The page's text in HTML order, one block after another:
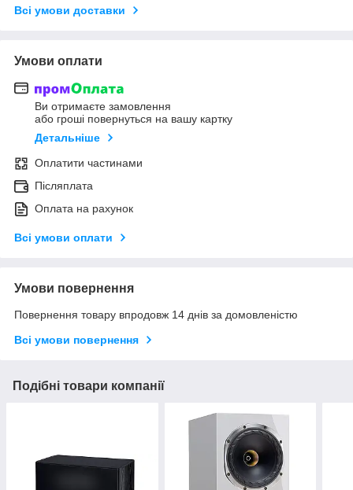
Всі умови доставки
Умови оплати
Ви отримаєте замовлення
або гроші повернуться на вашу картку
Детальніше
Оплатити частинами
Післяплата
Оплата на рахунок
Всі умови оплати
Умови повернення
Повернення товару впродовж 14 днів за домовленістю
Всі умови повернення
Подібні товари компанії